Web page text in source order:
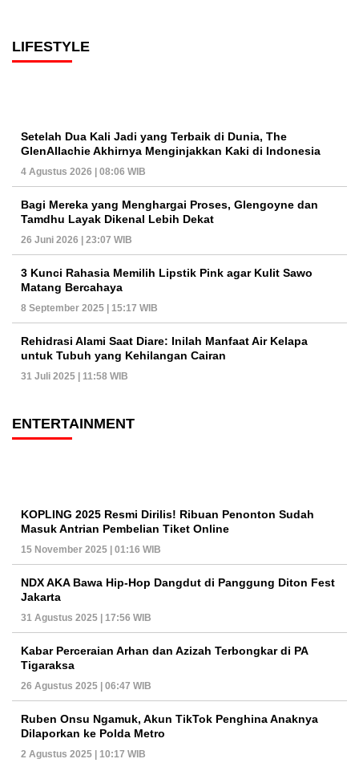
LIFESTYLE
Setelah Dua Kali Jadi yang Terbaik di Dunia, The
GlenAllachie Akhirnya Menginjakkan Kaki di Indonesia
4 Agustus 2026 | 08:06 WIB
Bagi Mereka yang Menghargai Proses, Glengoyne dan
Tamdhu Layak Dikenal Lebih Dekat
26 Juni 2026 | 23:07 WIB
3 Kunci Rahasia Memilih Lipstik Pink agar Kulit Sawo
Matang Bercahaya
8 September 2025 | 15:17 WIB
Rehidrasi Alami Saat Diare: Inilah Manfaat Air Kelapa
untuk Tubuh yang Kehilangan Cairan
31 Juli 2025 | 11:58 WIB
ENTERTAINMENT
KOPLING 2025 Resmi Dirilis! Ribuan Penonton Sudah
Masuk Antrian Pembelian Tiket Online
15 November 2025 | 01:16 WIB
NDX AKA Bawa Hip-Hop Dangdut di Panggung Diton Fest
Jakarta
31 Agustus 2025 | 17:56 WIB
Kabar Perceraian Arhan dan Azizah Terbongkar di PA
Tigaraksa
26 Agustus 2025 | 06:47 WIB
Ruben Onsu Ngamuk, Akun TikTok Penghina Anaknya
Dilaporkan ke Polda Metro
2 Agustus 2025 | 10:17 WIB